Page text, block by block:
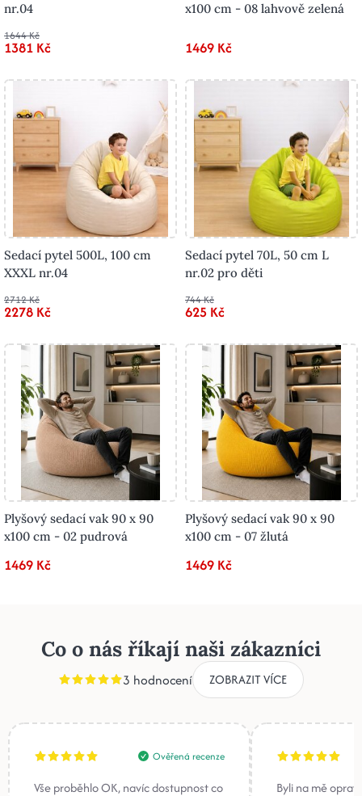
nr.04
1644 Kč
1381 Kč
x100 cm - 08 lahvově zelená
1469 Kč
Sedací pytel 500L, 100 cm
XXXL nr.04
2712 Kč
2278 Kč
Sedací pytel 70L, 50 cm L
nr.02 pro děti
744 Kč
625 Kč
Plyšový sedací vak 90 x 90
x100 cm - 02 pudrová
1469 Kč
Plyšový sedací vak 90 x 90
x100 cm - 07 žlutá
1469 Kč
Co o nás říkají naši zákazníci
3 hodnocení ZOBRAZIT VÍCE
Ověřená recenze
Vše proběhlo OK, navíc dostupnost co
Byli na mě